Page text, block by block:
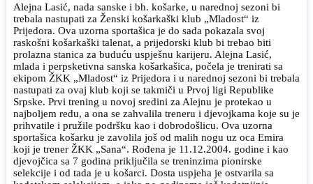
Alejna Lasić, nada sanske i bh. košarke, u narednoj sezoni bi
trebala nastupati za Ženski košarkaški klub „Mladost“ iz
Prijedora. Ova uzorna sportašica je do sada pokazala svoj
raskošni košarkaški talenat, a prijedorski klub bi trebao biti
prolazna stanica za buduću uspješnu karijeru. Alejna Lasić,
mlada i perpsketivna sanska košarkašica, počela je trenirati sa
ekipom ŽKK „Mladost“ iz Prijedora i u narednoj sezoni bi trebala
nastupati za ovaj klub koji se takmiči u Prvoj ligi Republike
Srpske. Prvi trening u novoj sredini za Alejnu je protekao u
najboljem redu, a ona se zahvalila treneru i djevojkama koje su je
prihvatile i pružile podršku kao i dobrodošlicu. Ova uzorna
sportašica košarku je zavolila još od malih nogu uz oca Emira
koji je trener ŽKK „Sana“. Rođena je 11.12.2004. godine i kao
djevojčica sa 7 godina priključila se treninzima pionirske
selekcije i od tada je u košarci. Dosta uspjeha je ostvarila sa